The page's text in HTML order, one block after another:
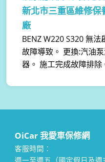
新北市三重區維修保
廠
BENZ W220 S320 無
故障導致。 更換:汽油
器。 施工完成故障排除
OiCar 我愛車保修網
客服時間：